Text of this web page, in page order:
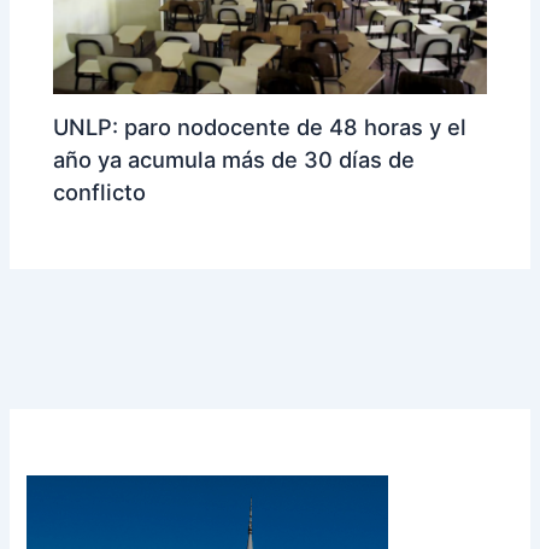
UNLP: paro nodocente de 48 horas y el
año ya acumula más de 30 días de
conflicto